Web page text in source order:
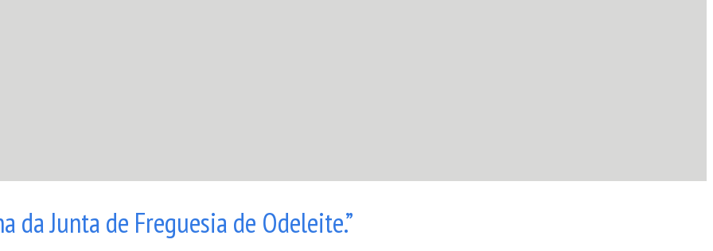
da Junta de Freguesia de Odeleite.”